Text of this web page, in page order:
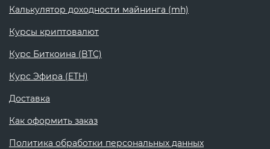
Калькулятор доходности майнинга (mh)
Курсы криптовалют
Курс Биткоина (BTC)
Курс Эфира (ETH)
Доставка
Как оформить заказ
Политика обработки персональных данных